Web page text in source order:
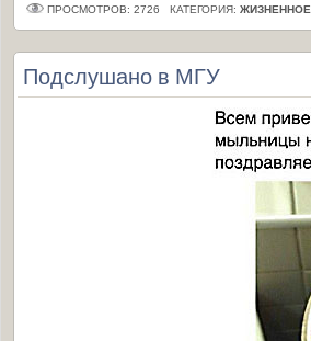
ПРОСМОТРОВ: 2726 КАТЕГОРИЯ: ЖИЗНЕННОЕ
Подслушано в МГУ